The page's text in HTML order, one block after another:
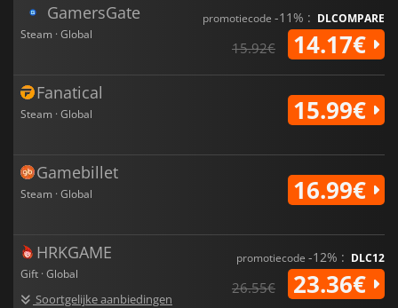
GamersGate
Steam · Global
promotiecode -11% : DLCOMPARE
15.92€ 14.17€
Fanatical
Steam · Global 15.99€
Gamebillet
Steam · Global 16.99€
HRKGAME
Gift · Global
Soortgelijke aanbiedingen
promotiecode -12% : DLC12
26.55€ 23.36€